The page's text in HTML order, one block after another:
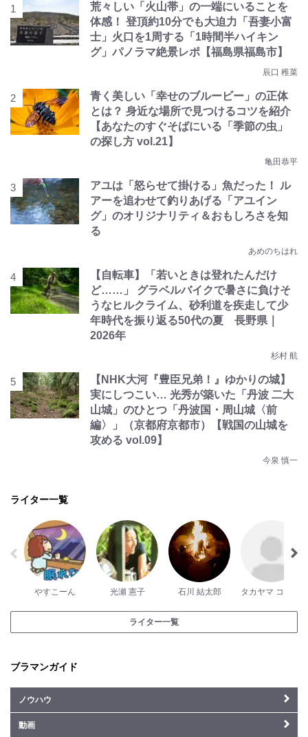
荒々しい「火山帯」の一端にいることを
体感！ 登頂約10分でも大迫力「吾妻小富
士」火口を1周する「1時間半ハイキン
グ」パノラマ絶景レポ【福島県福島市】
辰口 稚菜
青く美しい「幸せのブルービー」の正体
とは？ 身近な場所で見つけるコツを紹介
【あなたのすぐそばにいる「季節の虫」
の探し方 vol.21】
亀田恭平
アユは「怒らせて掛ける」魚だった！ ル
アーを追わせて釣りあげる「アユイン
グ」のオリジナリティ＆おもしろさを知
る
あめのちはれ
【自転車】「若いときは登れたんだけ
ど……」 グラベルバイクで暑さに負けそ
うなヒルクライム、砂利道を疾走して少
年時代を振り返る50代の夏 長野県｜
2026年
杉村 航
【NHK大河『豊臣兄弟！』ゆかりの城】
実にしつこい… 光秀が築いた「丹波 二大
山城」のひとつ「丹波国・周山城〈前
編〉」（京都府京都市）【戦国の山城を
攻める vol.09】
今泉 慎一
ライター一覧
やすこーん 光瀬 憲子 石川 結太郎
ライター一覧
ブラマンガイド
ノウハウ
動画